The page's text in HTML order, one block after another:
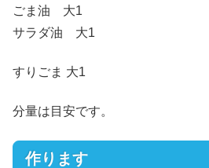
ごま油 大1
サラダ油 大1
すりごま 大1
分量は目安です。
作ります